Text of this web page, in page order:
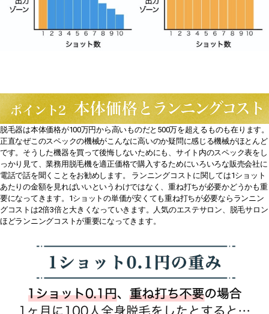
脱毛器は本体価格が100万円から高いものだと500万を超えるものも在ります。
正直なぜこのスペックの機械がこんなに高いのか疑問に感じる機械がほとんど
です。そうした機器を買って後悔しないためにも、サイト内のスペック表をし
っかり見て、業務用脱毛機を適正価格で購入するためにいろいろな販売会社に
電話で話を聞くことをお勧めします。 ランニングコストに関しては1ショット
あたりの金額を見ればいいというわけではなく、重ね打ちが必要かどうかも重
要になってきます。1ショットの単価が安くても重ね打ちが必要ならランニン
グコストは2倍3倍と大きくなっていきます。人気のエステサロン、脱毛サロン
ほどランニングコストが重要になってきます。